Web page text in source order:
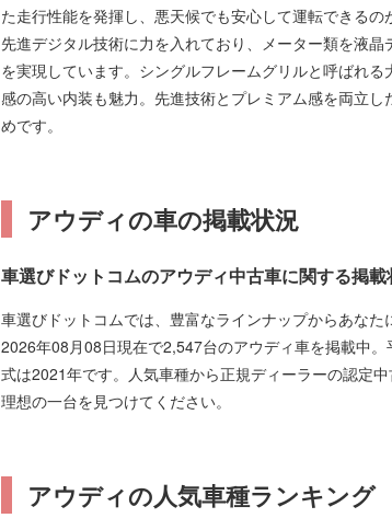
た走行性能を発揮し、悪天候でも安心して運転できる
先進デジタル技術に力を入れており、メーター類を液
を実現しています。シングルフレームグリルと呼ばれ
感の高い内装も魅力。先進技術とプレミアム感を両立
めです。
アウディの車の掲載状況
車選びドットコムのアウディ中古車に関する掲載
車選びドットコムでは、豊富なラインナップからあなた
2026年08月08日現在で2,547台のアウディ車を掲載中
式は2021年です。人気車種から正規ディーラーの認定
理想の一台を見つけてください。
アウディの人気車種ランキング